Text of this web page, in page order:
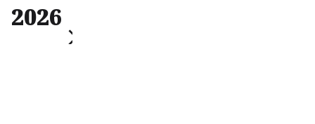
Trimestral
Anual
2026